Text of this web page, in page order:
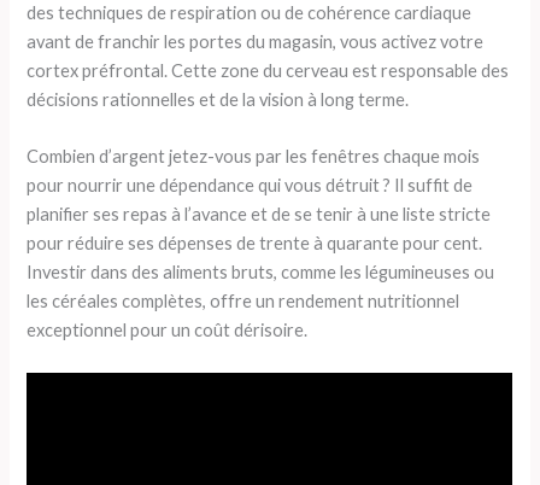
des techniques de respiration ou de cohérence cardiaque
avant de franchir les portes du magasin, vous activez votre
cortex préfrontal. Cette zone du cerveau est responsable des
décisions rationnelles et de la vision à long terme.
Combien d’argent jetez-vous par les fenêtres chaque mois
pour nourrir une dépendance qui vous détruit ? Il suffit de
planifier ses repas à l’avance et de se tenir à une liste stricte
pour réduire ses dépenses de trente à quarante pour cent.
Investir dans des aliments bruts, comme les légumineuses ou
les céréales complètes, offre un rendement nutritionnel
exceptionnel pour un coût dérisoire.